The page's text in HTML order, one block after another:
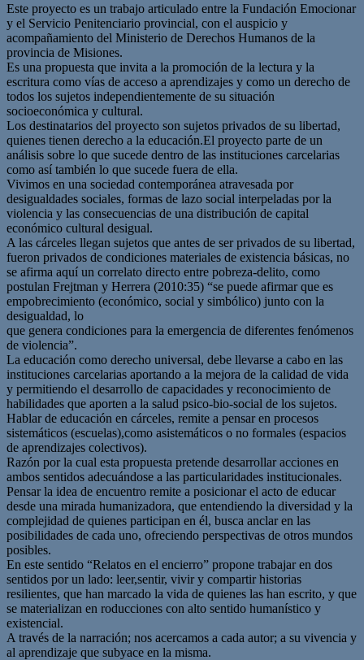
Este proyecto es un trabajo articulado entre la Fundación Emocionar
y el Servicio Penitenciario provincial, con el auspicio y
acompañamiento del Ministerio de Derechos Humanos de la
provincia de Misiones.
Es una propuesta que invita a la promoción de la lectura y la
escritura como vías de acceso a aprendizajes y como un derecho de
todos los sujetos independientemente de su situación
socioeconómica y cultural.
Los destinatarios del proyecto son sujetos privados de su libertad,
quienes tienen derecho a la educación.El proyecto parte de un
análisis sobre lo que sucede dentro de las instituciones carcelarias
como así también lo que sucede fuera de ella.
Vivimos en una sociedad contemporánea atravesada por
desigualdades sociales, formas de lazo social interpeladas por la
violencia y las consecuencias de una distribución de capital
económico cultural desigual.
A las cárceles llegan sujetos que antes de ser privados de su libertad,
fueron privados de condiciones materiales de existencia básicas, no
se afirma aquí un correlato directo entre pobreza-delito, como
postulan Frejtman y Herrera (2010:35) “se puede afirmar que es
empobrecimiento (económico, social y simbólico) junto con la
desigualdad, lo
que genera condiciones para la emergencia de diferentes fenómenos
de violencia”.
La educación como derecho universal, debe llevarse a cabo en las
instituciones carcelarias aportando a la mejora de la calidad de vida
y permitiendo el desarrollo de capacidades y reconocimiento de
habilidades que aporten a la salud psico-bio-social de los sujetos.
Hablar de educación en cárceles, remite a pensar en procesos
sistemáticos (escuelas),como asistemáticos o no formales (espacios
de aprendizajes colectivos).
Razón por la cual esta propuesta pretende desarrollar acciones en
ambos sentidos adecuándose a las particularidades institucionales.
Pensar la idea de encuentro remite a posicionar el acto de educar
desde una mirada humanizadora, que entendiendo la diversidad y la
complejidad de quienes participan en él, busca anclar en las
posibilidades de cada uno, ofreciendo perspectivas de otros mundos
posibles.
En este sentido “Relatos en el encierro” propone trabajar en dos
sentidos por un lado: leer,sentir, vivir y compartir historias
resilientes, que han marcado la vida de quienes las han escrito, y que
se materializan en roducciones con alto sentido humanístico y
existencial.
A través de la narración; nos acercamos a cada autor; a su vivencia y
al aprendizaje que subyace en la misma.